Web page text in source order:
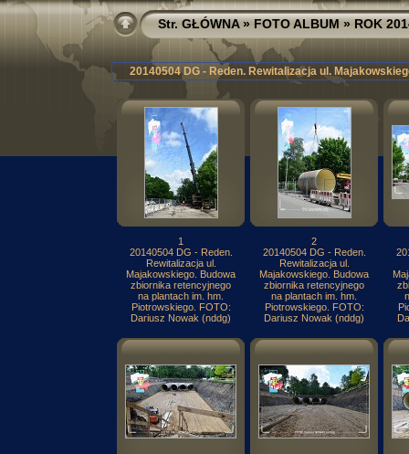
Str. GŁÓWNA»FOTO ALBUM»ROK
20140504 DG - Reden. Rewitalizacja ul.
1
20140504 DG - Reden.
Rewitalizacja ul.
Majakowskiego. Budowa
zbiornika retencyjnego
na plantach im. hm.
Piotrowskiego. FOTO:
Dariusz Nowak (nddg)
2
20140504 DG - Reden.
Rewitalizacja ul.
Majakowskiego. Budowa
zbiornika retencyjnego
na plantach im. hm.
Piotrowskiego. FOTO:
Dariusz Nowak (nddg)